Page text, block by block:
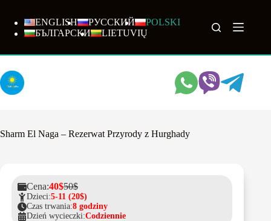
treści
ENGLISH РУССКИЙ
POLSKI
БЪЛГАРСКИ
LIETUVIŲ
Sharm El Naga – Rezerwat Przyrody z Hurghady
Cena:40$50$
Dzieci:5-11 (20$)
Czas trwania:8 godziny
Dzień wycieczki:Codziennie